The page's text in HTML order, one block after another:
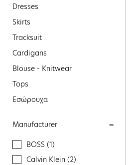
Dresses
Skirts
Tracksuit
Cardigans
Blouse - Knitwear
Tops
Εσώρουχα
Manufacturer
BOSS (1)
Calvin Klein (2)